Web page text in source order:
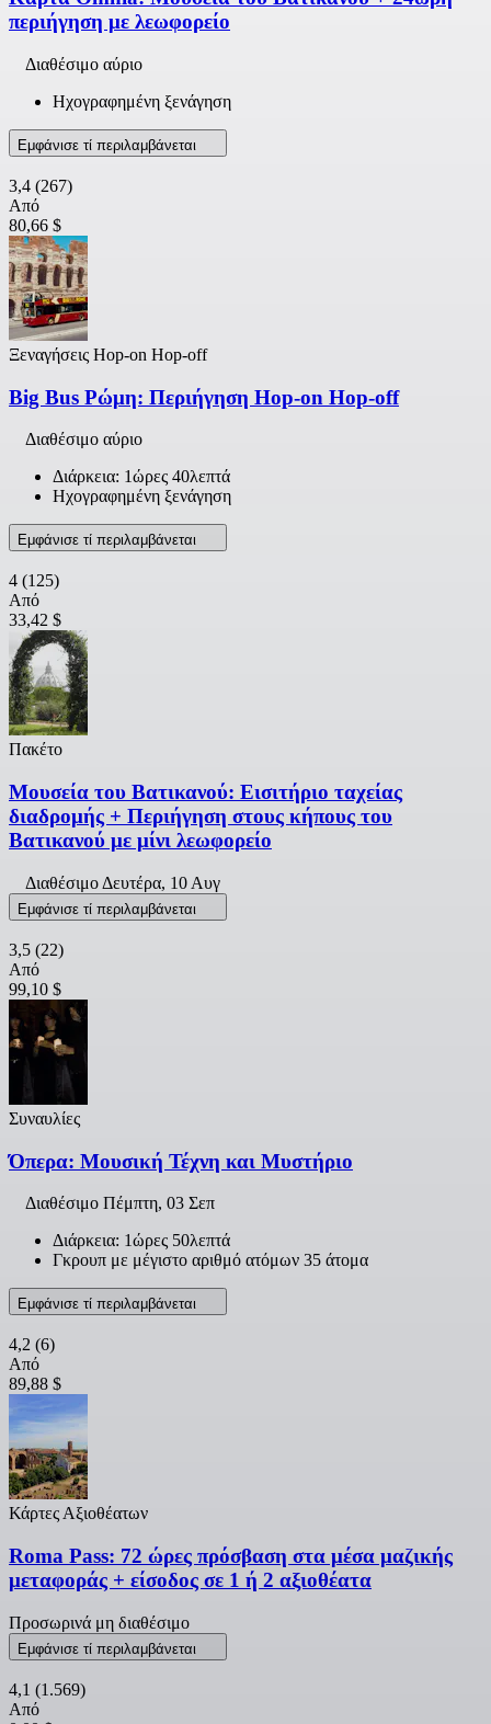
περιήγηση με λεωφορείο
Διαθέσιμο αύριο
Ηχογραφημένη ξενάγηση
Εμφάνισε τί περιλαμβάνεται
3,4 (267)
Από
80,66 $
Ξεναγήσεις Hop-on Hop-off
Big Bus Ρώμη: Περιήγηση Hop-on Hop-off
Διαθέσιμο αύριο
Διάρκεια: 1ώρες 40λεπτά
Ηχογραφημένη ξενάγηση
Εμφάνισε τί περιλαμβάνεται
4 (125)
Από
33,42 $
Πακέτο
Μουσεία του Βατικανού: Εισιτήριο ταχείας
διαδρομής + Περιήγηση στους κήπους του
Βατικανού με μίνι λεωφορείο
Διαθέσιμο Δευτέρα, 10 Αυγ
Εμφάνισε τί περιλαμβάνεται
3,5 (22)
Από
99,10 $
Συναυλίες
Όπερα: Μουσική Τέχνη και Μυστήριο
Διαθέσιμο Πέμπτη, 03 Σεπ
Διάρκεια: 1ώρες 50λεπτά
Γκρουπ με μέγιστο αριθμό ατόμων 35 άτομα
Εμφάνισε τί περιλαμβάνεται
4,2 (6)
Από
89,88 $
Κάρτες Αξιοθέατων
Roma Pass: 72 ώρες πρόσβαση στα μέσα μαζικής
μεταφοράς + είσοδος σε 1 ή 2 αξιοθέατα
Προσωρινά μη διαθέσιμο
Εμφάνισε τί περιλαμβάνεται
4,1 (1.569)
Από